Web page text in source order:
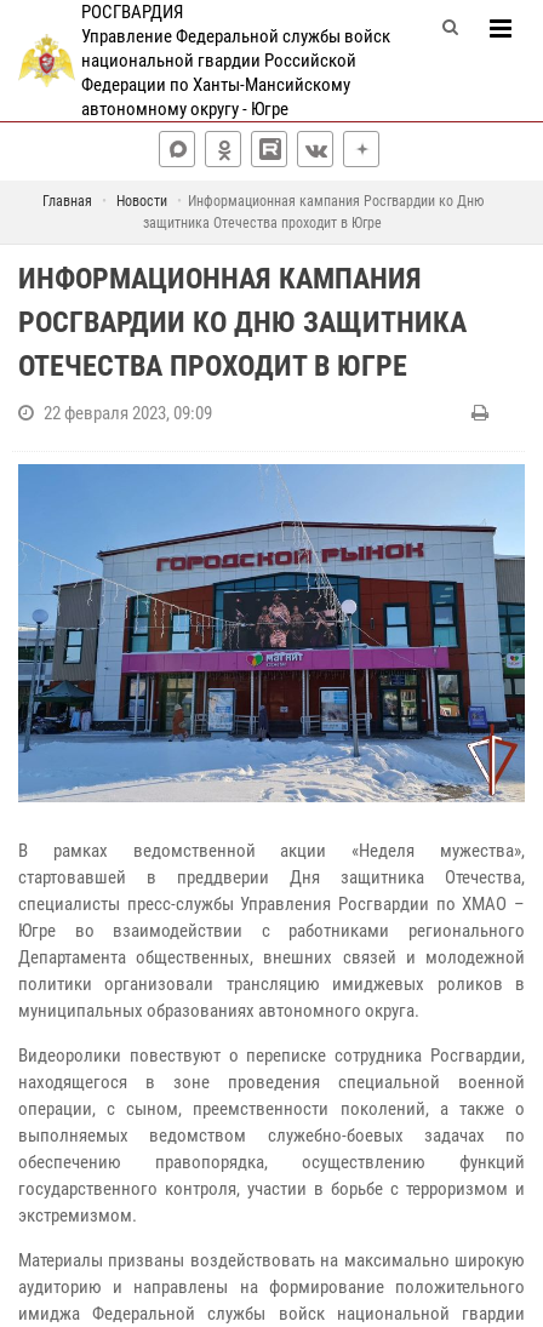
РОСГВАРДИЯ
Управление Федеральной службы войск
национальной гвардии Российской
Федерации по Ханты-Мансийскому
автономному округу - Югре
Главная Новости
Информационная кампания Росгвардии ко Дню
защитника Отечества проходит в Югре
ИНФОРМАЦИОННАЯ КАМПАНИЯ
РОСГВАРДИИ КО ДНЮ ЗАЩИТНИКА
ОТЕЧЕСТВА ПРОХОДИТ В ЮГРЕ
22 февраля 2023, 09:09
В рамках ведомственной акции «Неделя мужества»,
стартовавшей в преддверии Дня защитника Отечества,
специалисты пресс-службы Управления Росгвардии по ХМАО –
Югре во взаимодействии с работниками регионального
Департамента общественных, внешних связей и молодежной
политики организовали трансляцию имиджевых роликов в
муниципальных образованиях автономного округа.
Видеоролики повествуют о переписке сотрудника Росгвардии,
находящегося в зоне проведения специальной военной
операции, с сыном, преемственности поколений, а также о
выполняемых ведомством служебно-боевых задачах по
обеспечению правопорядка, осуществлению функций
государственного контроля, участии в борьбе с терроризмом и
экстремизмом.
Материалы призваны воздействовать на максимально широкую
аудиторию и направлены на формирование положительного
имиджа Федеральной службы войск национальной гвардии